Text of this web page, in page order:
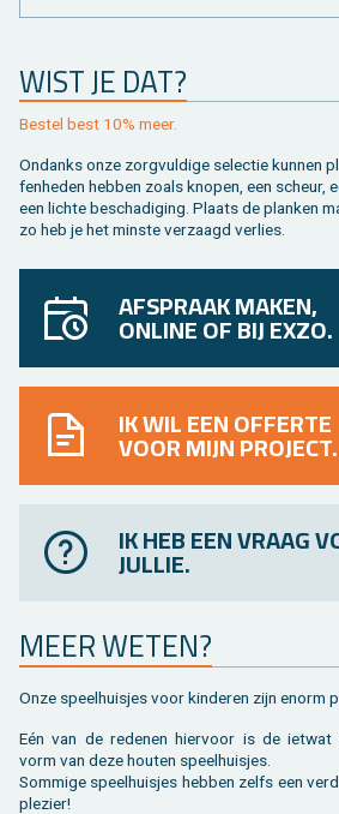
WIST JE DAT?
Be­stel best 10% meer.
On­danks onze zorg­vul­di­ge se­lec­tie kun­nen
fen­he­den heb­ben zoals kno­pen, een scheur,
een lich­te be­scha­di­ging. Plaats de plan­ken
zo heb je het min­ste ver­zaagd ver­lies.
AFSPRAAK MAKEN,
ONLINE OF BIJ EXZO.
IK WIL EEN OFFERTE
VOOR MIJN PROJECT.
IK HEB EEN VRAAG
JULLIE.
MEER WETEN?
Onze speel­huis­jes voor kin­de­ren zijn enorm
Eén van de re­de­nen hier­voor is de iet­wat
vorm van deze hou­ten speel­huis­jes.
Som­mi­ge speel­huis­jes heb­ben zelfs een
ple­zier!